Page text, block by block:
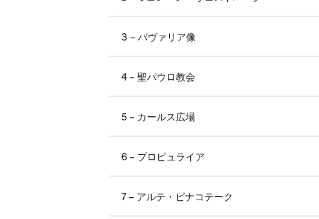
3 – バヴァリア像
4 – 聖パウロ教会
5 – カールス広場
6 – プロピュライア
7 – アルテ・ピナコテーク